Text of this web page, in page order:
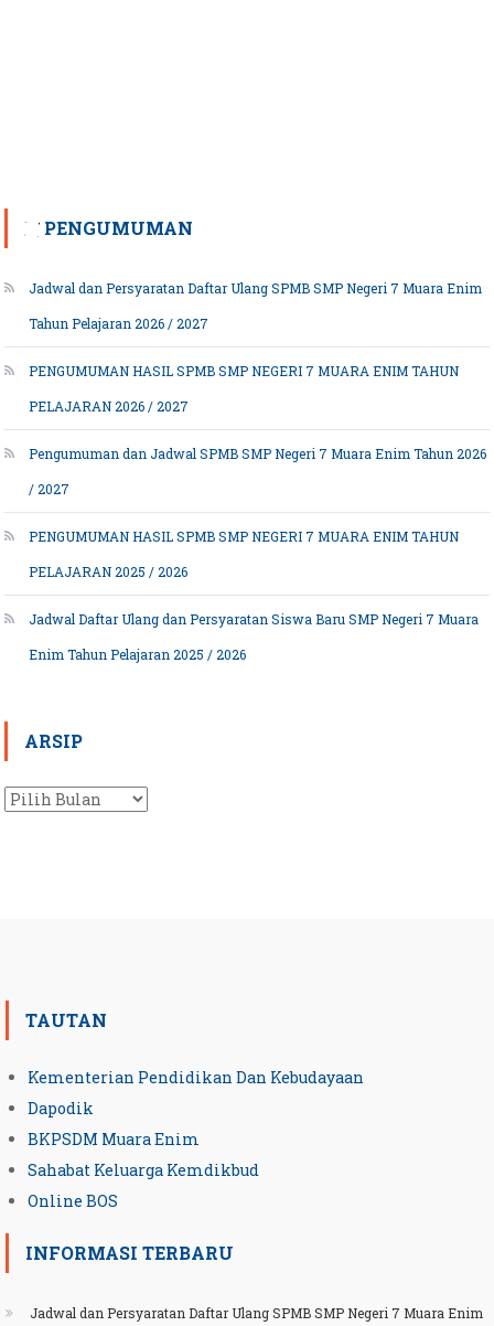
PENGUMUMAN
Jadwal dan Persyaratan Daftar Ulang SPMB SMP Negeri 7 Muara Enim
Tahun Pelajaran 2026 / 2027
PENGUMUMAN HASIL SPMB SMP NEGERI 7 MUARA ENIM TAHUN
PELAJARAN 2026 / 2027
Pengumuman dan Jadwal SPMB SMP Negeri 7 Muara Enim Tahun 2026
/ 2027
PENGUMUMAN HASIL SPMB SMP NEGERI 7 MUARA ENIM TAHUN
PELAJARAN 2025 / 2026
Jadwal Daftar Ulang dan Persyaratan Siswa Baru SMP Negeri 7 Muara
Enim Tahun Pelajaran 2025 / 2026
ARSIP
Arsip
TAUTAN
Kementerian Pendidikan Dan Kebudayaan
Dapodik
BKPSDM Muara Enim
Sahabat Keluarga Kemdikbud
Online BOS
INFORMASI TERBARU
Jadwal dan Persyaratan Daftar Ulang SPMB SMP Negeri 7 Muara Enim